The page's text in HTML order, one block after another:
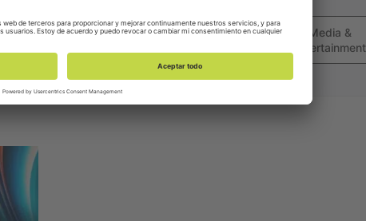
y la sostenibilidad por
Media &
Entertainment